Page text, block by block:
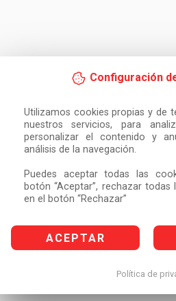
Configuración
Utilizamos cookies propias y de
nuestros servicios, para
personalizar el contenido y
análisis de la navegación.
Puedes aceptar todas las
botón “Aceptar”, rechazar todas
en el botón “Rechazar”
ACEPTAR
Política de